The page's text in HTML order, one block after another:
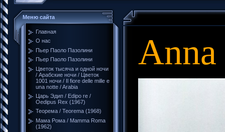
Меню сайта
Главная
О нас
Пьер Паоло Пазолини
Пьер Паоло Пазолини
Цветок тысяча и одной ночи
/ Арабские ночи / Цветок
1001 ночи / Il fiore delle mille e
una notte / Arabia
Царь Эдип / Edipo re /
Oedipus Rex (1967)
Теорема / Teorema (1968)
Мама Рома / Mamma Roma
(1962)